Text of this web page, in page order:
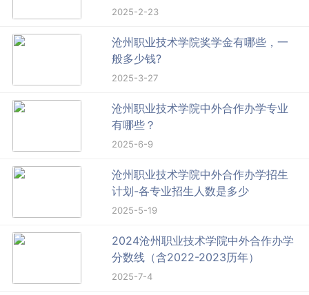
2025-2-23
沧州职业技术学院奖学金有哪些，一
般多少钱?
2025-3-27
沧州职业技术学院中外合作办学专业
有哪些？
2025-6-9
沧州职业技术学院中外合作办学招生
计划-各专业招生人数是多少
2025-5-19
2024沧州职业技术学院中外合作办学
分数线（含2022-2023历年）
2025-7-4